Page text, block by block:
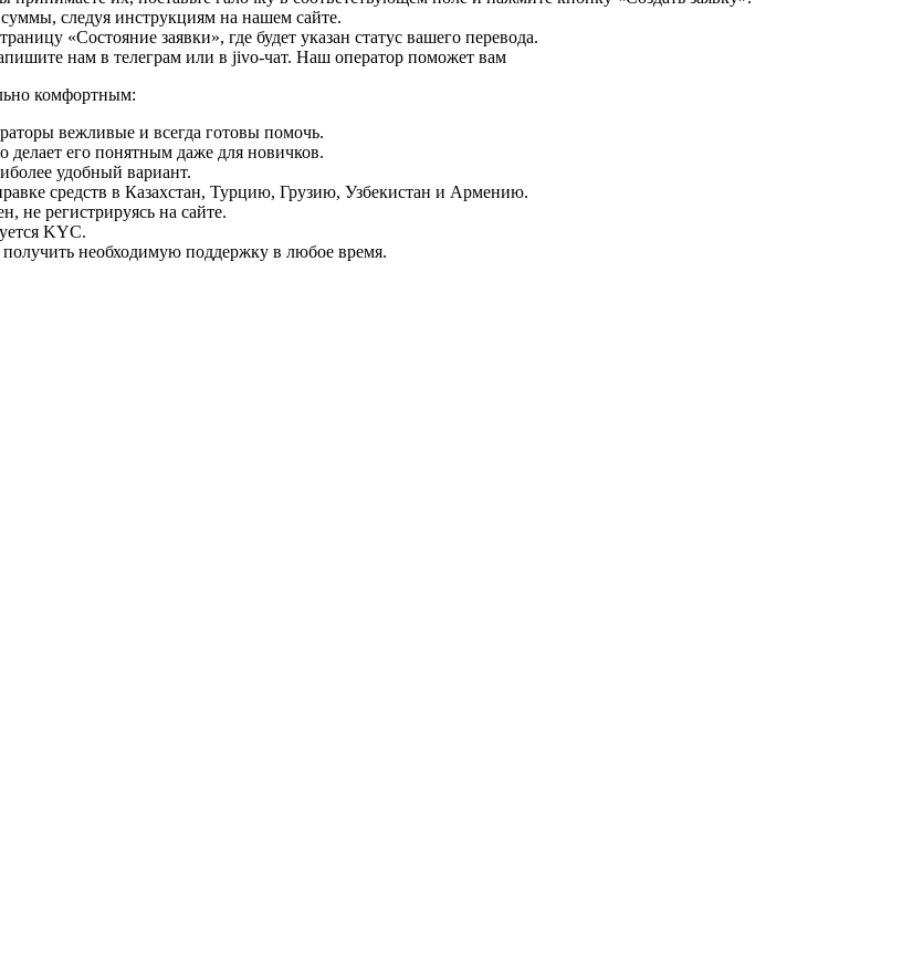
следуя инструкциям на нашем сайте.
«Состояние заявки», где будет указан статус вашего перевода.
нам в телеграм или в jivo-чат. Наш оператор поможет вам
комфортным:
вежливые и всегда готовы помочь.
делает его понятным даже для новичков.
удобный вариант.
средств в Казахстан, Турцию, Грузию, Узбекистан и Армению.
не регистрируясь на сайте.
KYC.
необходимую поддержку в любое время.